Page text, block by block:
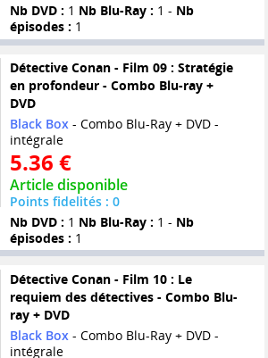
Nb DVD : 1 Nb Blu-Ray : 1 - Nb
épisodes : 1
Détective Conan - Film 09 : Stratégie
en profondeur - Combo Blu-ray +
DVD
Black Box- Combo Blu-Ray + DVD -
intégrale
5.36 €
Article disponible
Points fidelités : 0
Nb DVD : 1 Nb Blu-Ray : 1 - Nb
épisodes : 1
Détective Conan - Film 10 : Le
requiem des détectives - Combo Blu-
ray + DVD
Black Box- Combo Blu-Ray + DVD -
intégrale